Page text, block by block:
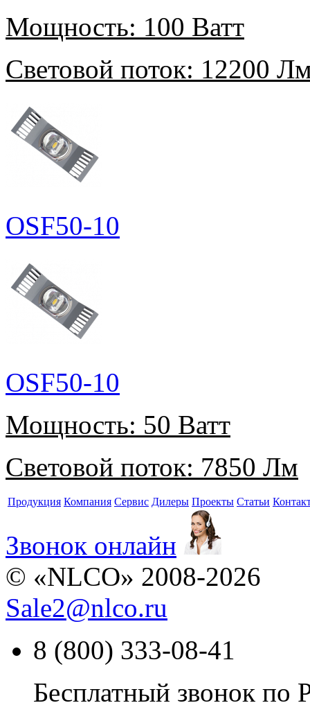
Мощность: 100 Ватт
Световой поток: 12200
OSF50-10
OSF50-10
Мощность: 50 Ватт
Световой поток: 7850 Лм
Продукция Компания Сервис Дилеры Проекты Статьи
Звонок онлайн
© «NLCO» 2008-2026
Sale2@nlco.ru
8 (800) 333-08-41
Бесплатный звонок по